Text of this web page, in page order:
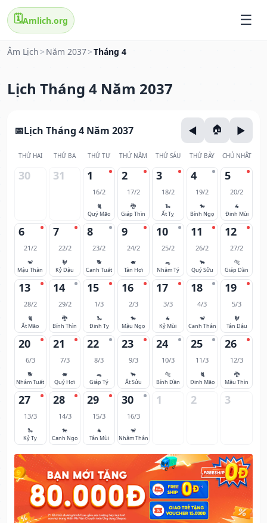
🗓️Amlich.org
Âm Lịch > Năm 2037>Tháng 4
Lịch Tháng 4 Năm 2037
Lịch Tháng 4 Năm 2037
THỨ HAI THỨ BA THỨ TƯ THỨ NĂM THỨ SÁU THỨ BẢY CHỦ NHẬT
30 31 1
16/2
🐈
Quý Mão
2
17/2
🐉
Giáp Thìn
3
18/2
🐍
Ất Tỵ
4
19/2
🐎
Bính Ngọ
5
20/2
🐐
Đinh Mùi
6
21/2
🐒
Mậu Thân
7
22/2
🐓
Kỷ Dậu
8
23/2
🐕
Canh Tuất
9
24/2
🐖
Tân Hợi
10
25/2
🐀
Nhâm Tý
11
26/2
🐂
Quý Sửu
12
27/2
🐅
Giáp Dần
13
28/2
🐈
Ất Mão
14
29/2
🐉
Bính Thìn
15
1/3
🐍
Đinh Tỵ
16
2/3
🐎
Mậu Ngọ
17
3/3
🐐
Kỷ Mùi
18
4/3
🐒
Canh Thân
19
5/3
🐓
Tân Dậu
20
6/3
🐕
Nhâm Tuất
21
7/3
🐖
Quý Hợi
22
8/3
🐀
Giáp Tý
23
9/3
🐂
Ất Sửu
24
10/3
🐅
Bính Dần
25
11/3
🐈
Đinh Mão
26
12/3
🐉
Mậu Thìn
27
13/3
🐍
Kỷ Tỵ
28
14/3
🐎
Canh Ngọ
29
15/3
🐐
Tân Mùi
30
16/3
🐒
Nhâm Thân
1 2 3